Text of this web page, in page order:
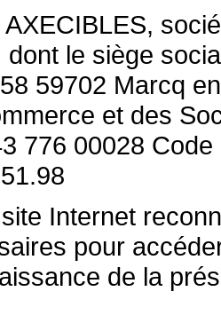
dont le siège
59702 Marcq
et des
776 00028
Internet
pour
de la